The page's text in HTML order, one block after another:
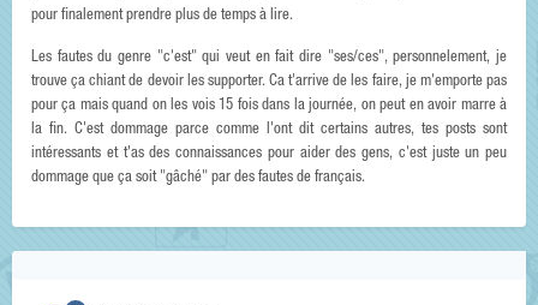
pour finalement prendre plus de temps à lire.
Les fautes du genre "c'est" qui veut en fait dire "ses/ces", personnelement, je
trouve ça chiant de devoir les supporter. Ca t'arrive de les faire, je m'emporte pas
pour ça mais quand on les vois 15 fois dans la journée, on peut en avoir marre à
la fin. C'est dommage parce comme l'ont dit certains autres, tes posts sont
intéressants et t'as des connaissances pour aider des gens, c'est juste un peu
dommage que ça soit "gâché" par des fautes de français.